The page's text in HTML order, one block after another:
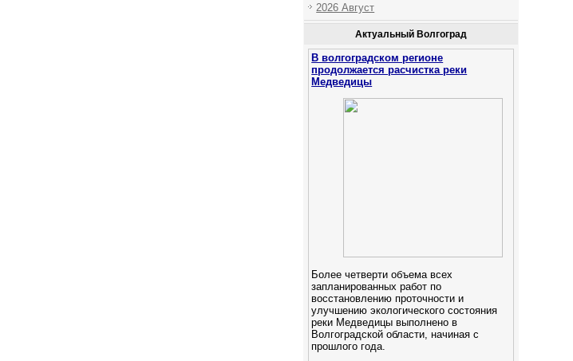
2026 Август
Актуальный Волгоград
В волгоградском регионе
продолжается расчистка реки
Медведицы
Более четверти объема всех
запланированных работ по
восстановлению проточности и
улучшению экологического состояния
реки Медведицы выполнено в
Волгоградской области, начиная с
прошлого года.